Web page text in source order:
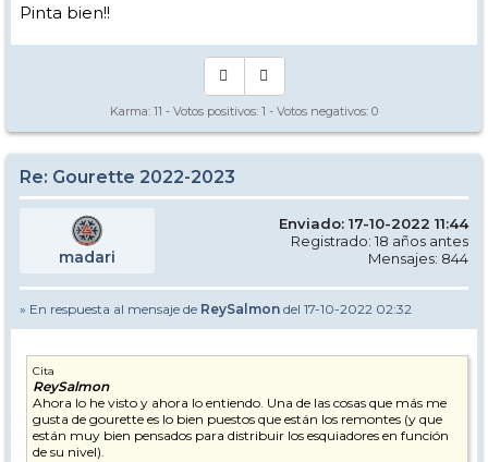
Pinta bien!!
Karma: 11 - Votos positivos: 1 - Votos negativos: 0
Re: Gourette 2022-2023
madari
Enviado: 17-10-2022 11:44
Registrado: 18 años antes
Mensajes: 844
» En respuesta al mensaje de ReySalmon del 17-10-2022 02:32
Cita
ReySalmon
Ahora lo he visto y ahora lo entiendo. Una de las cosas que más me
gusta de gourette es lo bien puestos que están los remontes (y que
están muy bien pensados para distribuir los esquiadores en función
de su nivel).